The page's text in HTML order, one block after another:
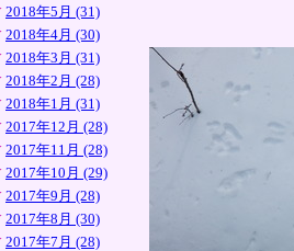
2018年5月 (31)
2018年4月 (30)
2018年3月 (31)
2018年2月 (28)
2018年1月 (31)
2017年12月 (28)
2017年11月 (28)
2017年10月 (29)
2017年9月 (28)
2017年8月 (30)
2017年7月 (28)